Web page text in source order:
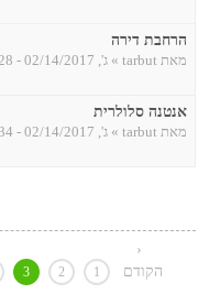
הרחבת דירה
מאת tarbut » ג', 02/14/2017 - 15:28
אנטנה סלולרית
מאת tarbut » ג', 02/14/2017 - 15:34
‹
הקודם
1
2
3